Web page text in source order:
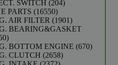
SWITCH 204204
PARTS 1655016550
producten
AIR FILTER 19011901
producten
BEARING&GASKET
3350
producten
BOTTOM ENGINE 670670
CLUTCH 26582658
2372